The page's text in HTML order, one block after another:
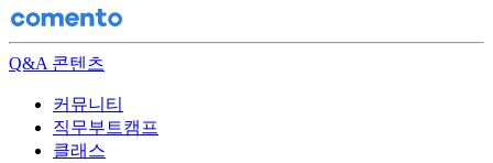
Q&A 콘텐츠
커뮤니티
직무부트캠프
클래스